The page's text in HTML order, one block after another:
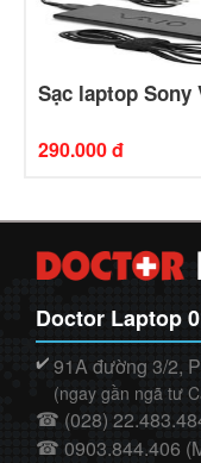
Sạc laptop Sony
290.000 đ
Doctor Laptop
✔️ 91A đường 3/2,
(ngay gần ngã tư
☎ (028)
☎ 0903.844.406